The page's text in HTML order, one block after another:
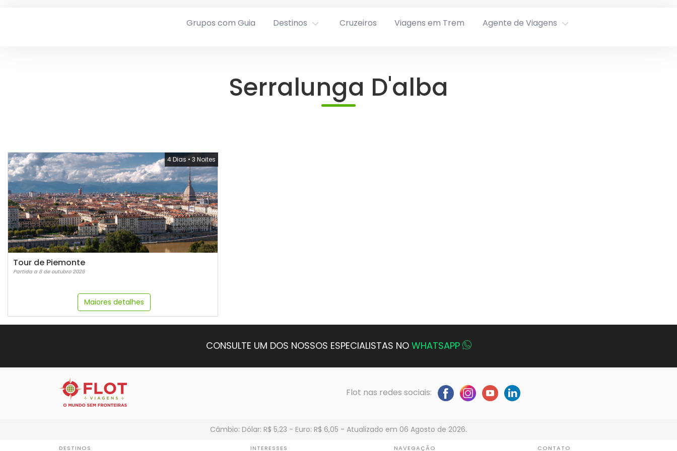
Grupos com Guia Destinos Cruzeiros Viagens em Trem Agente de Viagens
Serralunga D'alba
4 Dias • 3 Noites
Tour de Piemonte
Partida a 8 de outubro 2026
Maiores detalhes
CONSULTE UM DOS NOSSOS ESPECIALISTAS NO WHATSAPP
Flot nas redes sociais:
Câmbio: Dólar: R$ 5,23 - Euro: R$ 6,05 - Atualizado em 06 Agosto de 2026.
DESTINOS INTERESSES NAVEGAÇÃO CONTATO